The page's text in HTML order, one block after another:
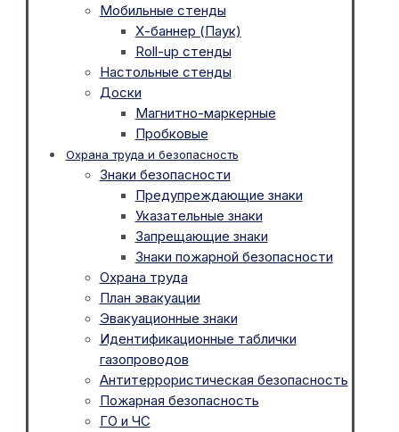
Мобильные стенды
Х-баннер (Паук)
Roll-up стенды
Настольные стенды
Доски
Магнитно-маркерные
Пробковые
Охрана труда и безопасность
Знаки безопасности
Предупреждающие знаки
Указательные знаки
Запрещающие знаки
Знаки пожарной безопасности
Охрана труда
План эвакуации
Эвакуационные знаки
Идентификационные таблички
газопроводов
Антитеррористическая безопасность
Пожарная безопасность
ГО и ЧС